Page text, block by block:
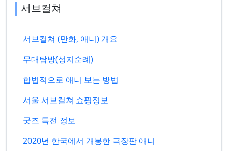
서브컬쳐
서브컬쳐 (만화, 애니) 개요
무대탐방(성지순례)
합법적으로 애니 보는 방법
서울 서브컬쳐 쇼핑정보
굿즈 특전 정보
2020년 한국에서 개봉한 극장판 애니